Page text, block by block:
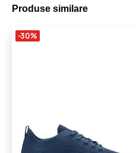
Produse similare
-30%